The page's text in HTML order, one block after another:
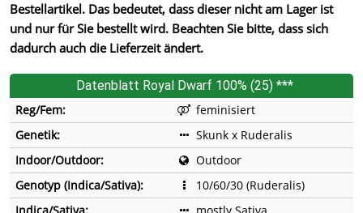
Bestellartikel. Das bedeutet, dass dieser nicht am Lager ist
und nur für Sie bestellt wird. Beachten Sie bitte, dass sich
dadurch auch die Lieferzeit ändert.
Datenblatt Royal Dwarf 100% (25) ***
Reg/Fem:
feminisiert
Genetik:
Skunk x Ruderalis
Indoor/Outdoor:
Outdoor
Genotyp (Indica/Sativa):
10/60/30 (Ruderalis)